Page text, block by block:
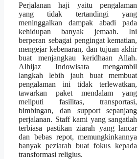
Perjalanan haji yaitu pengalaman
yang tidak tertandingi yang
meninggalkan dampak abadi pada
kehidupan banyak jemaah. Ini
berperan sebagai pengingat kematian,
mengejar kebenaran, dan tujuan akhir
buat menjangkau keridhaan Allah.
Alhijaz Indowisata mengambil
langkah lebih jauh buat membuat
pengalaman ini tidak terlewatkan,
tawarkan paket mendalam yang
meliputi fasilitas, transportasi,
bimbingan, dan support sepanjang
perjalanan. Staff kami yang sangatlah
terbiasa pastikan ziarah yang lancar
dan bebas repot, memungkinkannya
banyak peziarah buat fokus kepada
transformasi religius.